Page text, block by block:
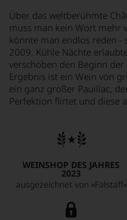
Über das weltberühmte
muss man kein Wort mehr
könnte man endlos reden -
2009. Kühle Nächte
verschoben den Beginn der
Ergebnis ist ein Wein von
ein ganz großer Pauillac,
Perfektion flirtet und diese
WEINSHOP DES JAHRES
2023
ausgezeichnet von »Falstaff«